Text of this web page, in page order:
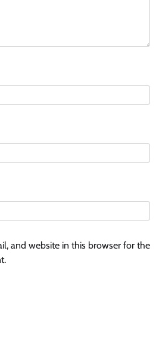
and website in this browser for the